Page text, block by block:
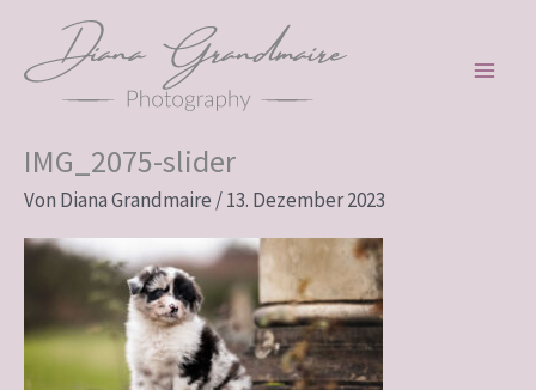
springen
IMG_2075-slider
Von Diana Grandmaire /13. Dezember 2023